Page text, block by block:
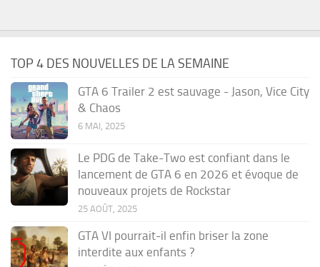
TOP 4 DES NOUVELLES DE LA SEMAINE
GTA 6 Trailer 2 est sauvage - Jason, Vice City
& Chaos
6 MAI, 2025
Le PDG de Take-Two est confiant dans le
lancement de GTA 6 en 2026 et évoque de
nouveaux projets de Rockstar
25 AOÛT, 2025
GTA VI pourrait-il enfin briser la zone
interdite aux enfants ?